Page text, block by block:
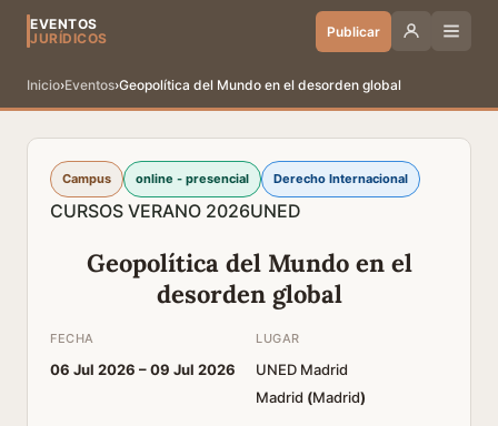
EVENTOS
JURÍDICOS
Publicar
Inicio›Eventos›Geopolítica del Mundo en el desorden global
Campus online - presencial Derecho Internacional
CURSOS VERANO 2026UNED
Geopolítica del Mundo en el
desorden global
FECHA
06 Jul 2026 –09 Jul 2026
LUGAR
UNED Madrid
Madrid (Madrid)